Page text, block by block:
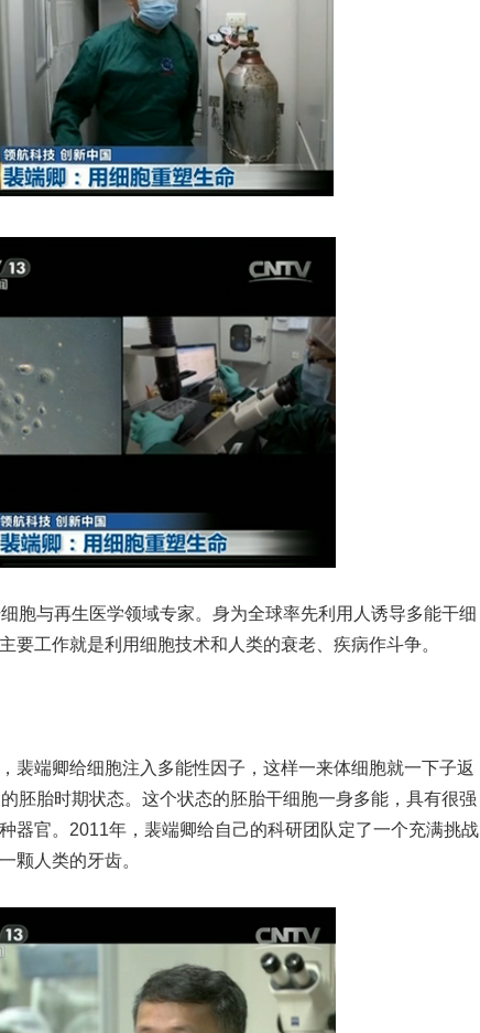
与再生医学领域专家。身为全球率先利用人诱导多能干细
要工作就是利用细胞技术和人类的衰老、疾病作斗争。
端卿给细胞注入多能性因子，这样一来体细胞就一下子返
胚胎时期状态。这个状态的胚胎干细胞一身多能，具有很强
器官。2011年，裴端卿给自己的科研团队定了一个充满挑战
颗人类的牙齿。